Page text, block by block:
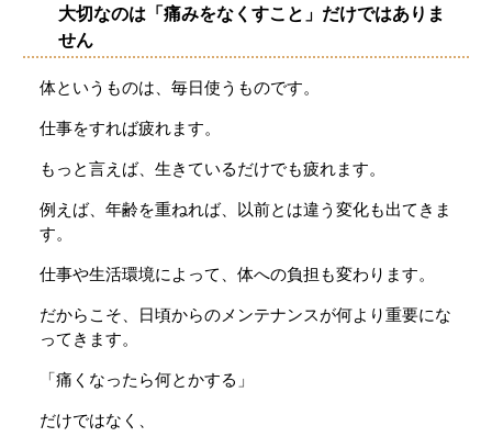
大切なのは「痛みをなくすこと」だけではありま
せん
体というものは、毎日使うものです。
仕事をすれば疲れます。
もっと言えば、生きているだけでも疲れます。
例えば、年齢を重ねれば、以前とは違う変化も出てきま
す。
仕事や生活環境によって、体への負担も変わります。
だからこそ、日頃からのメンテナンスが何より重要にな
ってきます。
「痛くなったら何とかする」
だけではなく、